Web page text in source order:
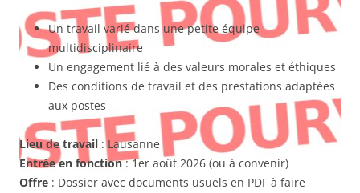
Un travail varié dans une petite équipe
multidisciplinaire
Un engagement lié à des valeurs morales et éthiques
Des conditions de travail et des prestations adaptées
aux postes
Lieu de travail : Lausanne
Entrée en fonction: 1er août 2026 (ou à convenir)
Offre : Dossier avec documents usuels en PDF à faire